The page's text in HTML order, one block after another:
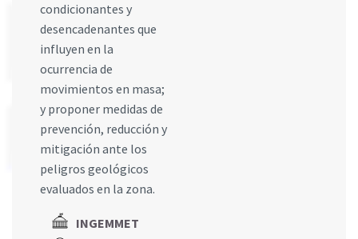
condicionantes y
desencadenantes que
influyen en la
ocurrencia de
movimientos en masa;
y proponer medidas de
prevención, reducción y
mitigación ante los
peligros geológicos
evaluados en la zona.
INGEMMET